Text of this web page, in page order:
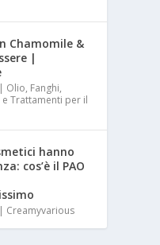
Chamomile &
|
| Olio, Fanghi,
e Trattamenti per il
hanno
cos’è il PAO
| Creamyvarious